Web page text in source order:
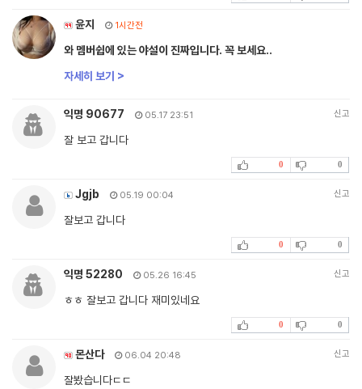
윤지 1시간전
와 멤버쉽에 있는 야설이 진짜입니다. 꼭 보세요..
자세히 보기 >
익명 90677 05.17 23:51 신고
잘 보고 갑니다
0 0
Jgjb 05.19 00:04 신고
잘보고 갑니다
0 0
익명 52280 05.26 16:45 신고
ㅎㅎ 잘보고 갑니다 재미있네요
0 0
몬산다 06.04 20:48 신고
잘봤습니다ㄷㄷ